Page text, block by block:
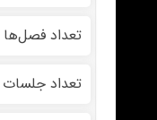
تعداد فصل‌ها
تعداد جلسات